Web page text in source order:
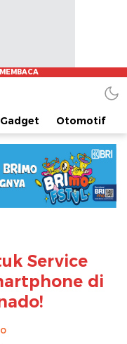
Gadget Otomotif
Service
di